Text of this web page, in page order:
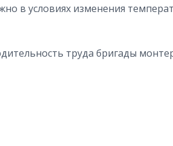
в условиях изменения
труда бригады